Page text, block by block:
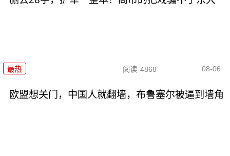
最热 阅读 4868 08-06
欧盟想关门，中国人就翻墙，布鲁塞尔被逼到墙角